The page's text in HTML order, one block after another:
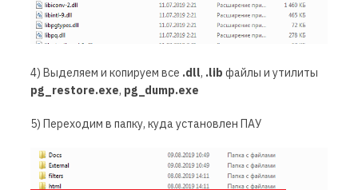
4) Выделяем и копируем все .dll, .lib файлы и утилиты
pg_restore.exe, pg_dump.exe
5) Переходим в папку, куда установлен ПАУ